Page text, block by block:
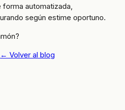
automatizada,
según estime oportuno.
← Volver al blog